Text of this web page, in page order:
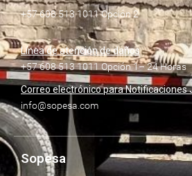
+57 608 513 1011 Opción 2
Línea de atención de daños
+57 608 513 1011 Opción 1– 24 Horas
Correo electrónico para Notificaciones
info@sopesa.com
Sopesa